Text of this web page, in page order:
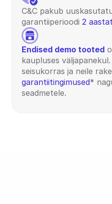
C&C pakub
garantiiperioodi 2
Endised demo tooted
kaupluses
seisukorras ja neile
garantiitingimused*
seadmetele.